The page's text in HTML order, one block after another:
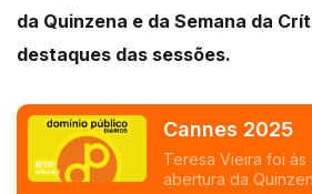
da Quinzena e da Semana da
destaques das sessões.
Cannes 2025
Teresa Vieira foi às
abertura da